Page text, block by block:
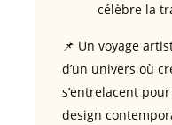
célèbre la
📌 Un voyage
d’un univers où
s’entrelacent
design